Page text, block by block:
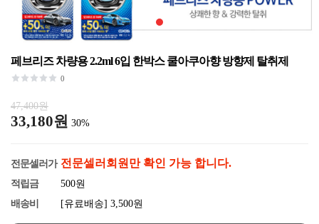
페브리즈 차량용 2.2ml 6입 한박스 쿨아쿠아향 방향제 탈취제
0
47,400원
33,180원 30%
전문셀러가 전문셀러회원만 확인 가능 합니다.
적립금
500원
배송비
[유료배송] 3,500원